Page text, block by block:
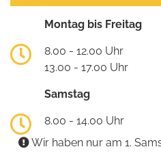
Montag bis Freitag
8.00 - 12.00 Uhr
13.00 - 17.00 Uhr
Samstag
8.00 - 14.00 Uhr
Wir haben nur am 1.